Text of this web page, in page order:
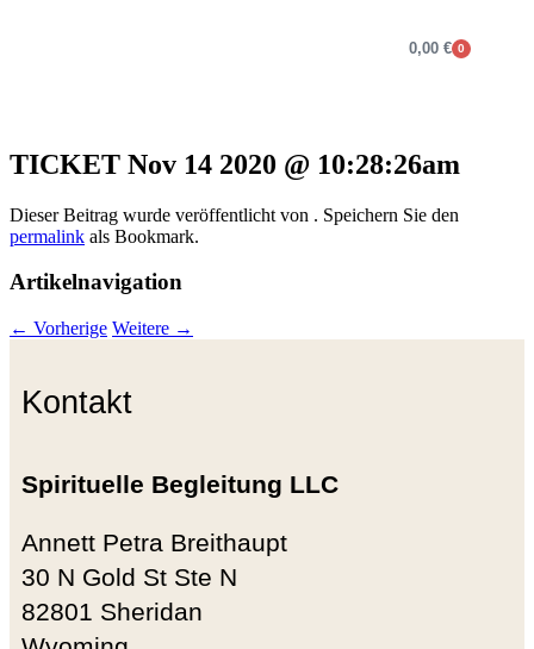
0,00€ 0
TICKET Nov 14 2020 @ 10:28:26am
Dieser Beitrag wurde veröffentlicht von . Speichern Sie den
permalink als Bookmark.
Artikelnavigation
← Vorherige Weitere →
Kontakt
Spirituelle Begleitung LLC
Annett Petra Breithaupt
30 N Gold St Ste N
82801 Sheridan